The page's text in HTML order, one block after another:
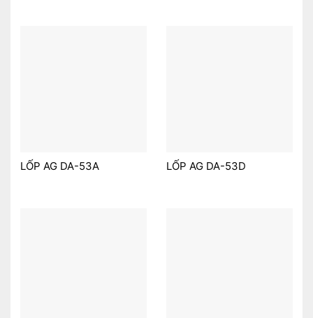
LỐP AG DA-53A LỐP AG DA-53D